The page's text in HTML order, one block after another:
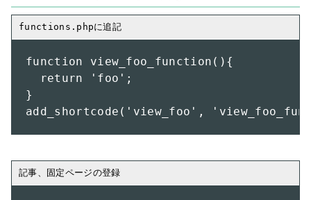
function view_foo_function(){
  return 'foo';
}
add_shortcode('view_foo',